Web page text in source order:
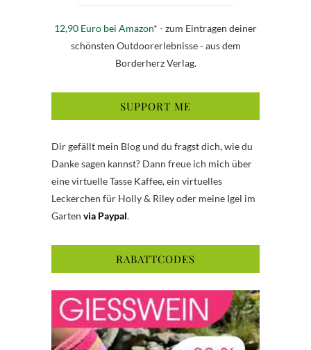
12,90 Euro bei Amazon* - zum Eintragen deiner
schönsten Outdoorerlebnisse - aus dem
Borderherz Verlag.
SUPPORT ME
Dir gefällt mein Blog und du fragst dich, wie du
Danke sagen kannst? Dann freue ich mich über
eine virtuelle Tasse Kaffee, ein virtuelles
Leckerchen für Holly & Riley oder meine Igel im
Garten via Paypal.
RABATTCODES